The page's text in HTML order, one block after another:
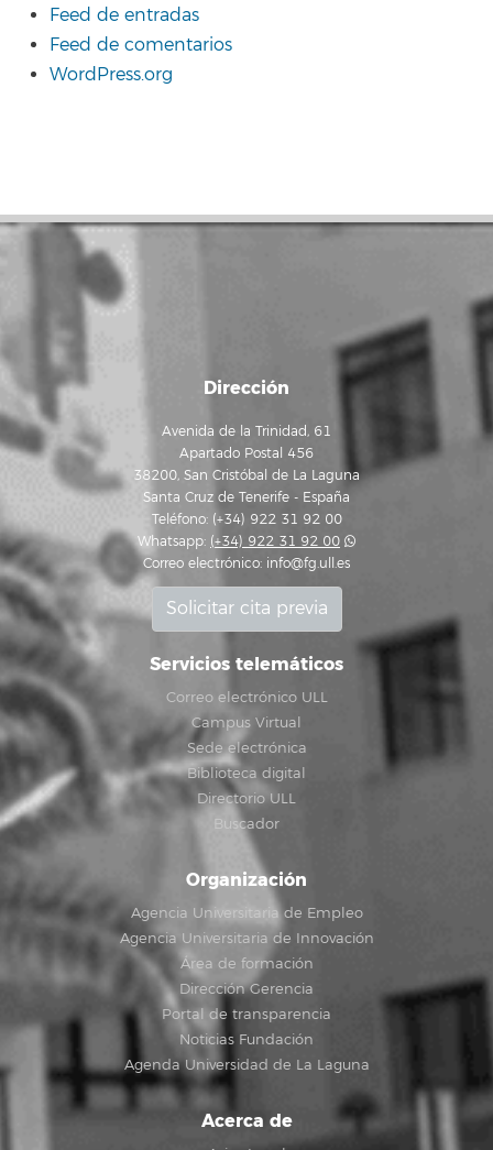
Feed de entradas
Feed de comentarios
WordPress.org
Dirección
Avenida de la Trinidad, 61
Apartado Postal 456
38200, San Cristóbal de La Laguna
Santa Cruz de Tenerife - España
Teléfono: (+34) 922 31 92 00
Whatsapp: (+34) 922 31 92 00
Correo electrónico: info@fg.ull.es
Solicitar cita previa
Servicios telemáticos
Correo electrónico ULL
Campus Virtual
Sede electrónica
Biblioteca digital
Directorio ULL
Buscador
Organización
Agencia Universitaria de Empleo
Agencia Universitaria de Innovación
Área de formación
Dirección Gerencia
Portal de transparencia
Noticias Fundación
Agenda Universidad de La Laguna
Acerca de